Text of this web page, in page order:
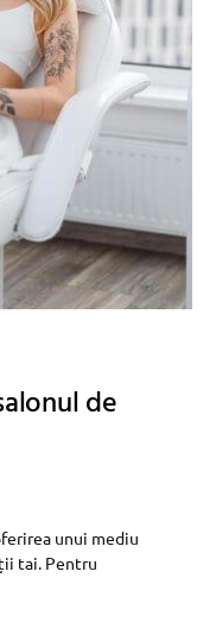
de
unui mediu
tai. Pentru